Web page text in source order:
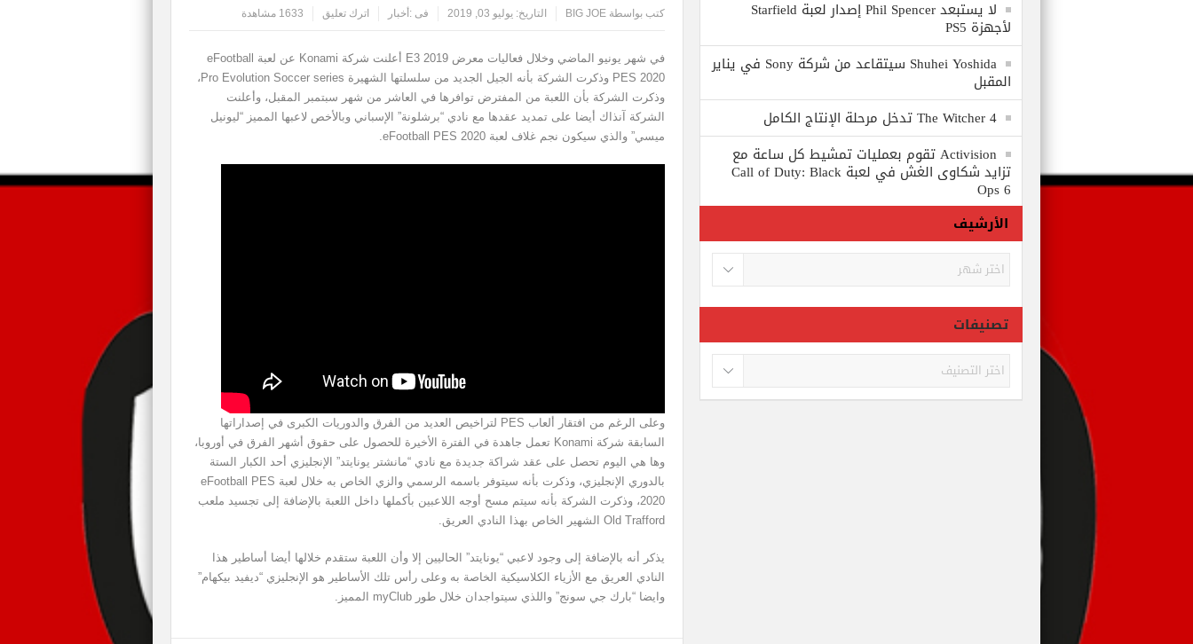
كتب بواسطة BIG JOE التاريخ: يوليو 03, 2019 فى : أخبار اترك تعليق 1633 مشاهدة
في شهر يونيو الماضي وخلال فعاليات معرض E3 2019 أعلنت شركة Konami عن لعبة eFootball
PES 2020 وذكرت الشركة بأنه الجيل الجديد من سلسلتها الشهيرة Pro Evolution Soccer series،
وذكرت الشركة بأن اللعبة من المفترض توافرها في العاشر من شهر سبتمبر المقبل، وأعلنت
الشركة آنذاك أيضا على تمديد عقدها مع نادي “برشلونة” الإسباني وبالأخص لاعبها المميز “ليونيل
ميسي” والذي سيكون نجم غلاف لعبة eFootball PES 2020.
وعلى الرغم من افتقار ألعاب PES لتراخيص العديد من الفرق والدوريات الكبرى في إصداراتها
السابقة شركة Konami تعمل جاهدة في الفترة الأخيرة للحصول على حقوق أشهر الفرق في أوروبا،
وها هي اليوم تحصل على عقد شراكة جديدة مع نادي “مانشتر يونايتد” الإنجليزي أحد الكبار الستة
بالدوري الإنجليزي، وذكرت بأنه سيتوفر باسمه الرسمي والزي الخاص به خلال لعبة eFootball PES
2020، وذكرت الشركة بأنه سيتم مسح أوجه اللاعبين بأكملها داخل اللعبة بالإضافة إلى تجسيد ملعب
Old Trafford الشهير الخاص بهذا النادي العريق.
يذكر أنه بالإضافة إلى وجود لاعبي “يونايتد” الحاليين إلا وأن اللعبة ستقدم خلالها أيضا أساطير هذا
النادي العريق مع الأزياء الكلاسيكية الخاصة به وعلى رأس تلك الأساطير هو الإنجليزي “ديفيد بيكهام”
وايضا “بارك جي سونج” واللذي سيتواجدان خلال طور myClub المميز.
لا يستبعد Phil Spencer إصدار لعبة Starfield
لأجهزة PS5
Shuhei Yoshida سيتقاعد من شركة Sony في يناير
المقبل
The Witcher 4 تدخل مرحلة الإنتاج الكامل
Activision تقوم بعمليات تمشيط كل ساعة مع
تزايد شكاوى الغش في لعبة Call of Duty: Black
Ops 6
الأرشيف
الأرشيف
تصنيفات
تصنيفات